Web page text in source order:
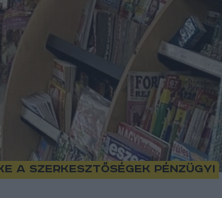
a szerkesztőségek pénzügyi